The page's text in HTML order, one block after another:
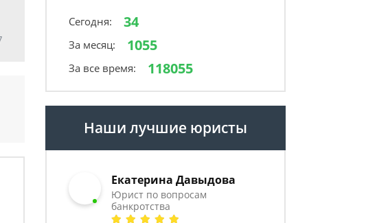
Сегодня: 34
За месяц: 1055
За все время: 118055
Наши лучшие юристы
Екатерина Давыдова
Юрист по вопросам
банкротства